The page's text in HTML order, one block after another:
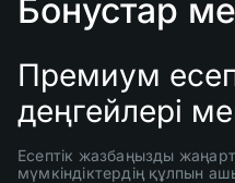
Бонустар
Премиум
деңгейлері
Есептік жазбаңызды
мүмкіндіктердің құлпын